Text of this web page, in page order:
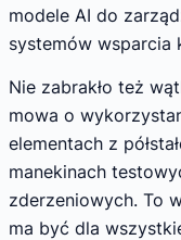
modele AI do
systemów wsparcia
Nie zabrakło też
mowa o
elementach z
manekinach
zderzeniowych. To
ma być dla